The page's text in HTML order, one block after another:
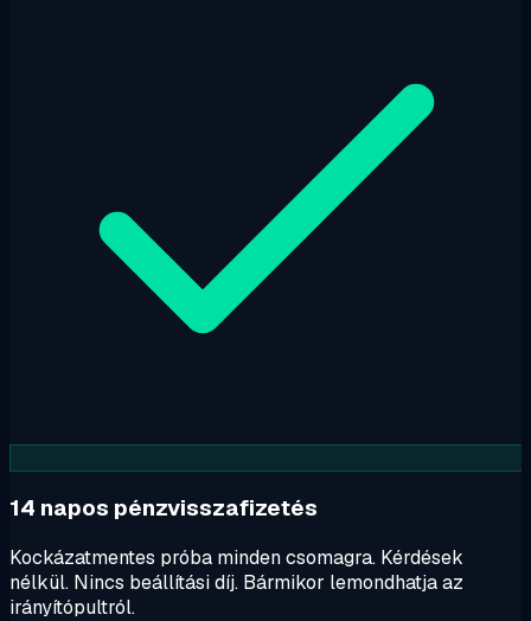
14 napos pénzvisszafizetés
Kockázatmentes próba minden csomagra. Kérdések
nélkül. Nincs beállítási díj. Bármikor lemondhatja az
irányítópultról.